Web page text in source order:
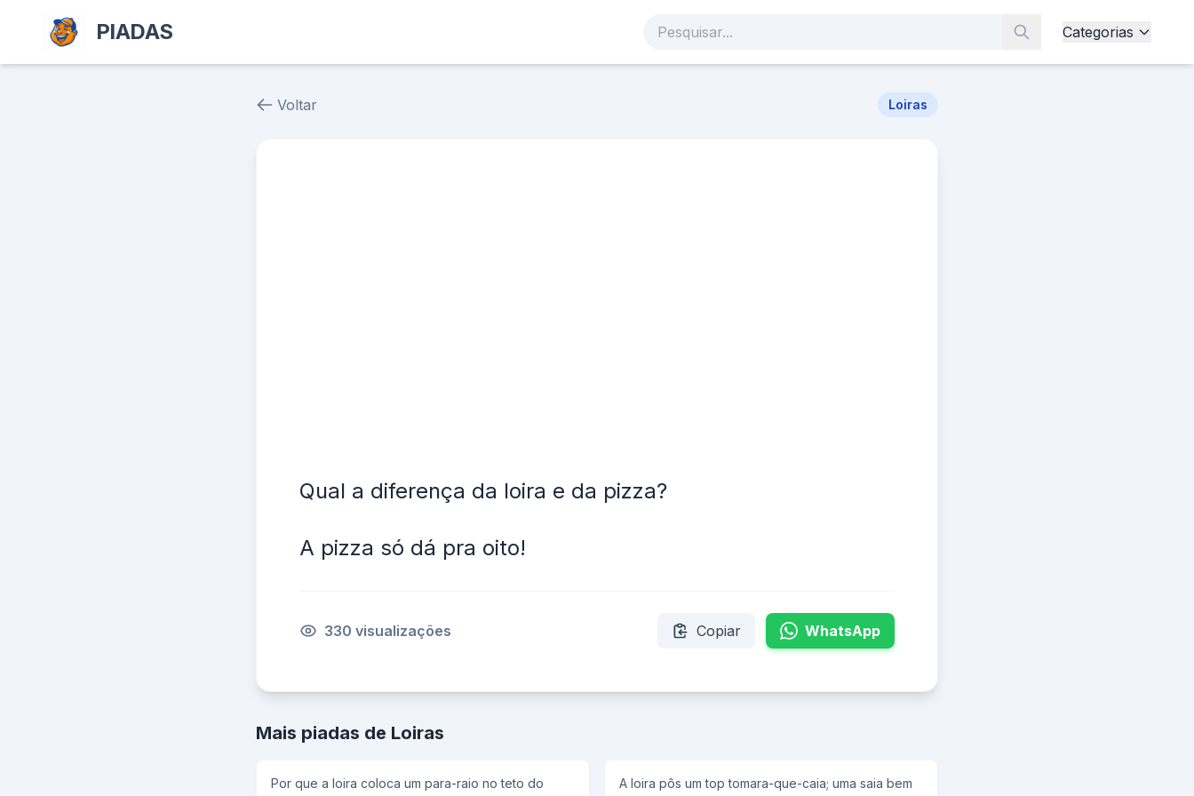
PIADAS Categorias
Voltar Loiras
Qual a diferença da loira e da pizza?
A pizza só dá pra oito!
330 visualizações Copiar WhatsApp
Mais piadas de Loiras
Por que a loira coloca um para-raio no teto do
A loira pôs um top tomara-que-caia; uma saia bem